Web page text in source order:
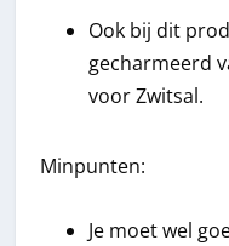
Ook bij dit
gecharmeerd
voor Zwitsal.
Minpunten:
Je moet wel